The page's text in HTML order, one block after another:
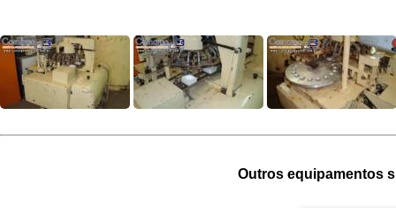
Outros equipamentos